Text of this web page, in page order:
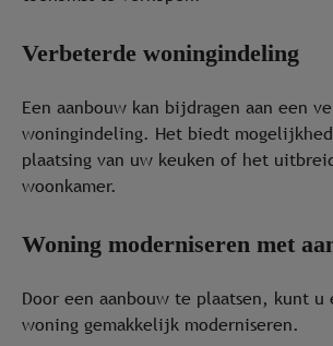
Verbeterde woningindeling
Een aanbouw kan bijdragen aan een
woningindeling. Het biedt
plaatsing van uw keuken of het
woonkamer.
Woning moderniseren met
Door een aanbouw te plaatsen, kunt u
woning gemakkelijk moderniseren.